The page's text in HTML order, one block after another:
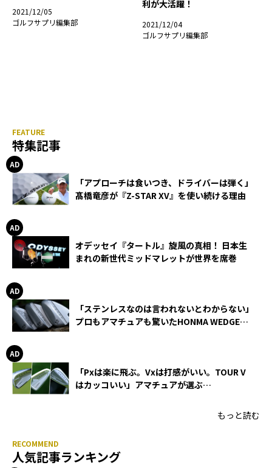
2021/12/05
ゴルフサプリ編集部
利が大活躍！
2021/12/04
ゴルフサプリ編集部
特集記事
「アプローチは食いつき、ドライバーは弾く」
髙橋竜彦が『Z-STAR XV』を使い続ける理由
オデッセイ『タートル』旋風の真相！ 日本生
まれの新世代ミッドマレットが世界を席巻
「ステンレスなのは言われないとわからない」
プロもアマチュアも驚いたHONMA WEDGEの
「Pxは楽に飛ぶ。Vxは打感がいい。TOUR V
はカッコいい」アマチュアが選ぶ
もっと読む
人気記事ランキング